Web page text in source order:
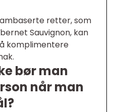
retter, som
Sauvignon, kan
komplimentere
bør man
når man